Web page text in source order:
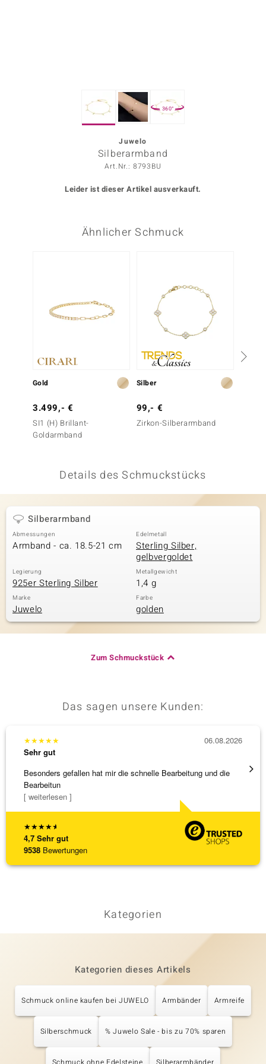
Collection
BY DE MELO
Classics
360°
Juwelo
Silberarmband
Art.Nr.: 8793BU
Leider ist dieser Artikel ausverkauft.
Ähnlicher Schmuck
Gold
3.499,- €
SI1 (H) Brillant-
Goldarmband
Silber
99,- €
Zirkon-Silberarmband
Details des Schmuckstücks
Silberarmband
Abmessungen
Armband - ca. 18.5-21 cm
Edelmetall
Sterling Silber,
gelbvergoldet
Legierung
925er Sterling Silber
Metallgewicht
1,4 g
Marke
Juwelo
Farbe
golden
Zum Schmuckstück
Das sagen unsere Kunden:
★★★★★
4,7 Sehr gut
9538 Bewertungen
★★★★★
Sehr gut
Besonders gefallen hat mir die schnelle Bearbeitung und die
Bearbeitun
[ weiterlesen ]
06.08.2026
Bin
Kategorien
Kategorien dieses Artikels
Schmuck online kaufen bei JUWELO Armbänder Armreife
Silberschmuck % Juwelo Sale - bis zu 70% sparen